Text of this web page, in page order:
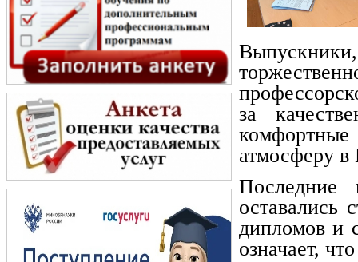
за
атмосферу в
Последние
оставались
дипломов и
означает,